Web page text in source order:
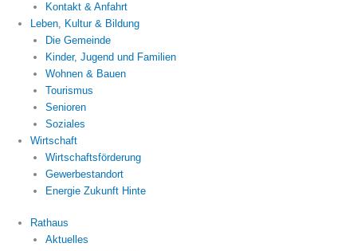
Kontakt & Anfahrt
Leben, Kultur & Bildung
Die Gemeinde
Kinder, Jugend und Familien
Wohnen & Bauen
Tourismus
Senioren
Soziales
Wirtschaft
Wirtschaftsförderung
Gewerbestandort
Energie Zukunft Hinte
Rathaus
Aktuelles